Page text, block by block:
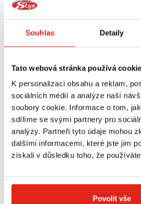
Souhlas Detaily
Tato webová stránka používá
K personalizaci obsahu a reklam,
sociálních médií a analýze naší
soubory cookie. Informace o tom,
sdílíme se svými partnery pro
analýzy. Partneři tyto údaje mohou
dalšími informacemi, které jste jim
získali v důsledku toho, že
Povolit vše
HEALTECH MODUL BRZDOVÉHO
Skladem
GIVI